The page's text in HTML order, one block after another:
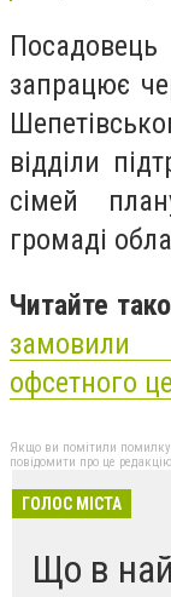
запрацює
відділи
сімей
громаді
Читайте
замовили
офсетного
Якщо ви помітили помилку,
повідомити про це редакцію
ГОЛОС МІСТА
Що в